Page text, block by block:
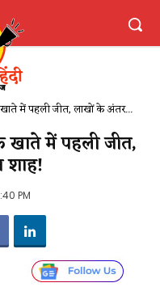
में पहली जीत, लाखों के अंतर...
खाते में पहली जीत,
शाह!
PM